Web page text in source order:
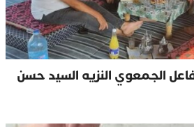
الجمعوي النزيه السيد حسن